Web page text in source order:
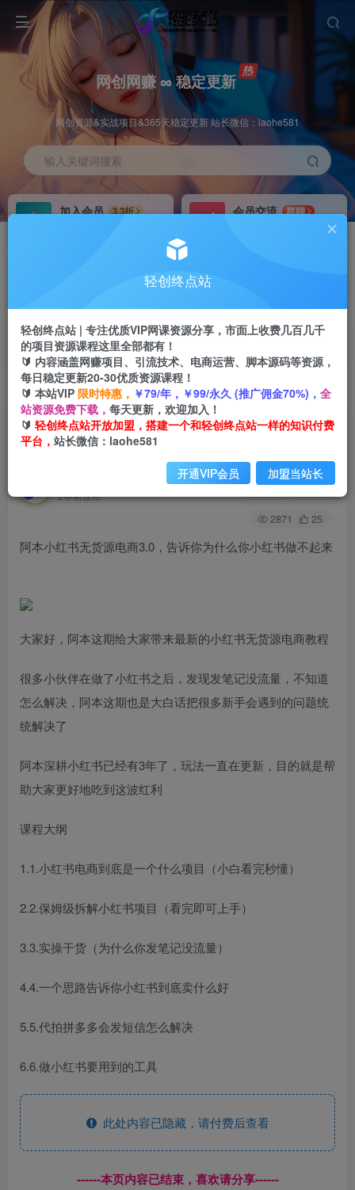
网创网赚 ∞ 稳定更新
网创资源&实战项目&365天稳定更新 站长微信：laohe581
输入关键词搜索
加入会员
3.3折
会员交流
群聊
首页 创业课程 会员免费 正文
阿本小红书无货源电商3.0，告诉你为什么你小红
书做不起来
2年前发布
关注 私信
2871 25
阿本小红书无货源电商3.0，告诉你为什么你小红书做不起来
大家好，阿本这期给大家带来最新的小红书无货源电商教程
很多小伙伴在做了小红书之后，发现发笔记没流量，不知道
怎么解决，阿本这期也是大白话把很多新手会遇到的问题统
统解决了
阿本深耕小红书已经有3年了，玩法一直在更新，目的就是帮
助大家更好地吃到这波红利
课程大纲
1.1.小红书电商到底是一个什么项目（小白看完秒懂）
2.2.保姆级拆解小红书项目（看完即可上手）
3.3.实操干货（为什么你发笔记没流量）
4.4.一个思路告诉你小红书到底卖什么好
5.5.代拍拼多多会发短信怎么解决
6.6.做小红书要用到的工具
此处内容已隐藏，请付费后查看
------本页内容已结束，喜欢请分享------
轻创终点站
轻创终点站 | 专注优质VIP网课资源分享，市面上收费几百几千
的项目资源课程这里全部都有！
🔰 内容涵盖网赚项目、引流技术、电商运营、脚本源码等资源，
每日稳定更新20-30优质资源课程！
🔰 本站VIP 限时特惠， ￥79/年，￥99/永久 (推广佣金70%)， 全
站资源免费下载， 每天更新，欢迎加入！
🔰 轻创终点站开放加盟，搭建一个和轻创终点站一样的知识付费
平台， 站长微信：laohe581
开通VIP会员 加盟当站长